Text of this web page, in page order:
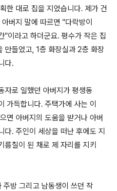
한 대로 집을 지었습니다. 제가 건
버지 말에 따르면 "다락방이
"이라고 하더군요. 평수가 작은 집
만들었고, 1층 화장실과 2층 화장
다.
자로 일했던 아버지가 평생동
가득합니다. 주택가에 사는 이
면 아버지의 도움을 받거나 아버
. 주인이 세상을 떠난 후에도 지
름칠이 된 채로 제 자리를 지키
방 그리고 남동생이 쓰던 작